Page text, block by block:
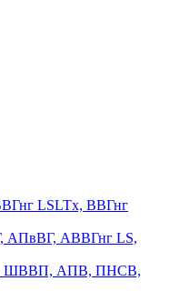
LSLTx, ВВГнг
АПвВГ, АВВГнг LS,
ШВВП, АПВ, ПНСВ,